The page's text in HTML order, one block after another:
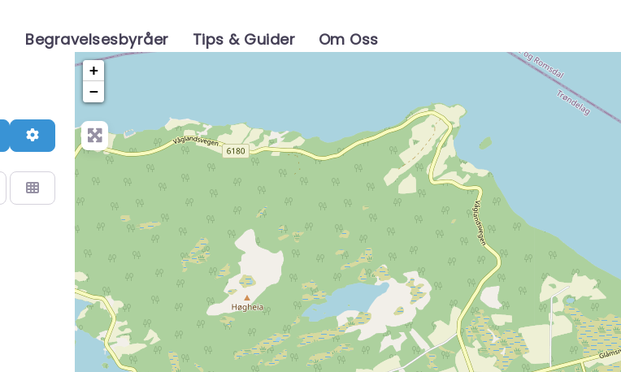
Begravelsesbyråer Tips & Guider Om Oss
SearchAdvanced Filters
+
−